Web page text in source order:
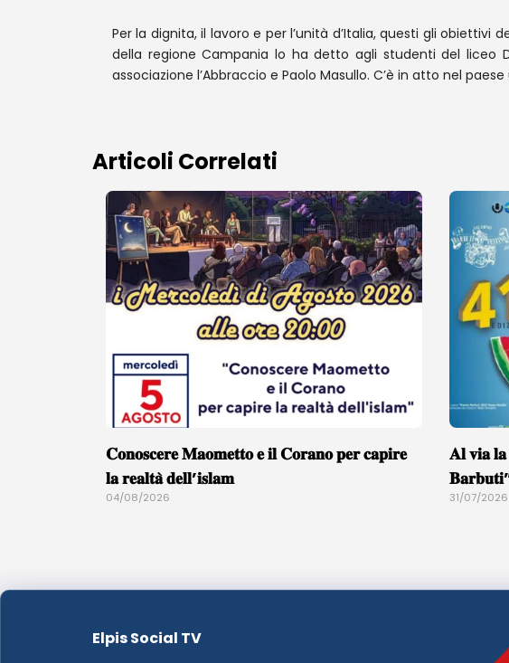
Per la dignita, il lavoro e per l’unità d’Italia, questi gli
della regione Campania lo ha detto agli studenti del liceo
associazione l’Abbraccio e Paolo Masullo. C’è in atto nel
Articoli Correlati
𝐂𝐨𝐧𝐨𝐬𝐜𝐞𝐫𝐞 𝐌𝐚𝐨𝐦𝐞𝐭𝐭𝐨 𝐞 𝐢𝐥 𝐂𝐨𝐫𝐚𝐧𝐨 𝐩𝐞𝐫 𝐜𝐚𝐩𝐢𝐫𝐞
𝐥𝐚 𝐫𝐞𝐚𝐥𝐭𝐚̀ 𝐝𝐞𝐥𝐥’𝐢𝐬𝐥𝐚𝐦
04/08/2026
𝐀𝐥 𝐯𝐢𝐚
31/07/2026
Elpis Social TV